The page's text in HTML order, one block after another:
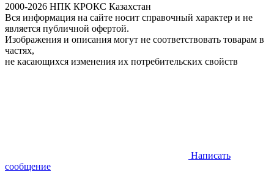
2000-2026 НПК КРОКС Казахстан
Вся информация на сайте носит справочный характер и не
является публичной офертой.
Изображения и описания могут не соответствовать товарам в
частях,
не касающихся изменения их потребительских свойств
Написать
сообщение